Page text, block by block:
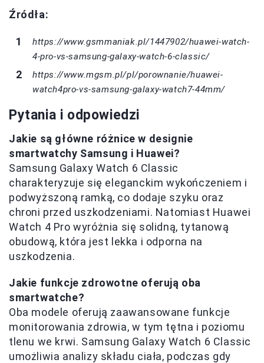
Źródła:
https://www.gsmmaniak.pl/1447902/huawei-watch-
4-pro-vs-samsung-galaxy-watch-6-classic/
https://www.mgsm.pl/pl/porownanie/huawei-
watch4pro-vs-samsung-galaxy-watch7-44mm/
Pytania i odpowiedzi
Jakie są główne różnice w designie
smartwatchy Samsung i Huawei?
Samsung Galaxy Watch 6 Classic
charakteryzuje się eleganckim wykończeniem i
podwyższoną ramką, co dodaje szyku oraz
chroni przed uszkodzeniami. Natomiast Huawei
Watch 4 Pro wyróżnia się solidną, tytanową
obudową, która jest lekka i odporna na
uszkodzenia.
Jakie funkcje zdrowotne oferują oba
smartwatche?
Oba modele oferują zaawansowane funkcje
monitorowania zdrowia, w tym tętna i poziomu
tlenu we krwi. Samsung Galaxy Watch 6 Classic
umożliwia analizy składu ciała, podczas gdy